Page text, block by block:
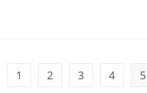
1 2 3 4 5